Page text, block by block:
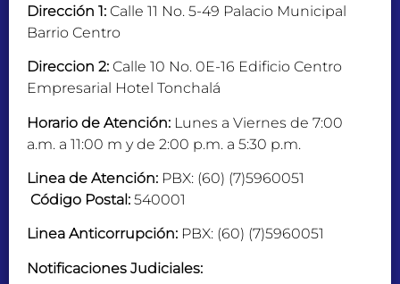
Dirección 1: Calle 11 No. 5-49 Palacio Municipal
Barrio Centro
Direccion 2: Calle 10 No. 0E-16 Edificio Centro
Empresarial Hotel Tonchalá
Horario de Atención: Lunes a Viernes de 7:00
a.m. a 11:00 m y de 2:00 p.m. a 5:30 p.m.
Linea de Atención: PBX: (60) (7)5960051
Código Postal: 540001
Linea Anticorrupción: PBX: (60) (7)5960051
Notificaciones Judiciales: